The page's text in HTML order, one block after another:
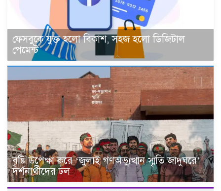
ফেসবুকে যুক্ত হলো বিকাশ, সহজ হলো ডিজিটাল
পেমেন্ট
বৃষ্টি উপেক্ষা করে ‘জুলাই গণঅভ্যুত্থান স্মৃতি জাদুঘরে’
দর্শনার্থীদের ঢল